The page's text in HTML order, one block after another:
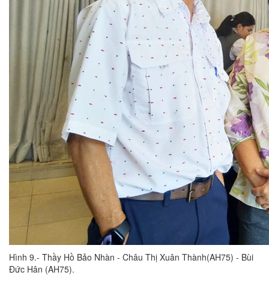
Hình 9.- Thầy Hồ Bảo Nhàn - Châu Thị Xuân Thành(AH75) - Bùi
Đức Hân (AH75).